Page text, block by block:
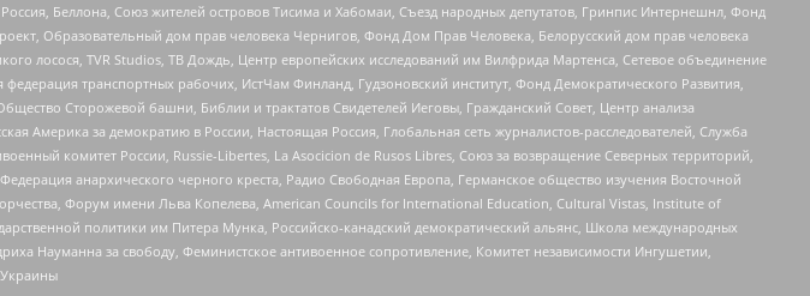
Беллона, Союз жителей островов Тисима и Хабомаи, Съезд народных депутатов, Гринпис Интернешнл, Фонд
Образовательный дом прав человека Чернигов, Фонд Дом Прав Человека, Белорусский дом прав человека
лосося, TVR Studios, ТВ Дождь, Центр европейских исследований им Вилфрида Мартенса, Сетевое объединение
транспортных рабочих, ИстЧам Финланд, Гудзоновский институт, Фонд Демократического Развития,
Сторожевой башни, Библии и трактатов Свидетелей Иеговы, Гражданский Совет, Центр анализа
Америка за демократию в России, Настоящая Россия, Глобальная сеть журналистов-расследователей, Служба
комитет России, Russie-Libertes, La Asocicion de Rusos Libres, Союз за возвращение Северных территорий,
анархического черного креста, Радио Свободная Европа, Германское общество изучения Восточной
Форум имени Льва Копелева, American Councils for International Education, Cultural Vistas, Institute of
политики им Питера Мунка, Российско-канадский демократический альянс, Школа международных
Науманна за свободу, Феминистское антивоенное сопротивление, Комитет независимости Ингушетии,